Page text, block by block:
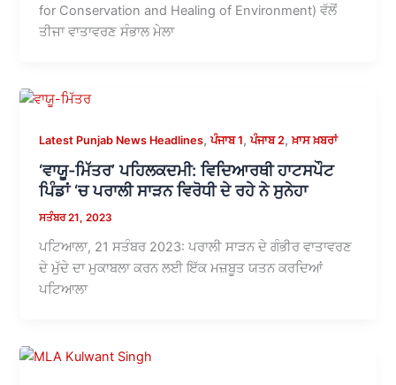
for Conservation and Healing of Environment) ਵੱਲੋਂ
ਤੀਜਾ ਵਾਤਾਵਰਣ ਸੰਭਾਲ ਮੇਲਾ
Latest Punjab News Headlines,ਪੰਜਾਬ 1,ਪੰਜਾਬ 2,ਖ਼ਾਸ ਖ਼ਬਰਾਂ
‘ਵਾਯੂ-ਮਿੱਤਰ’ ਪਹਿਲਕਦਮੀ: ਵਿਦਿਆਰਥੀ ਹਾਟਸਪੌਟ
ਪਿੰਡਾਂ ‘ਚ ਪਰਾਲੀ ਸਾੜਨ ਵਿਰੋਧੀ ਦੇ ਰਹੇ ਨੇ ਸੁਨੇਹਾ
ਸਤੰਬਰ 21, 2023
ਪਟਿਆਲਾ, 21 ਸਤੰਬਰ 2023: ਪਰਾਲੀ ਸਾੜਨ ਦੇ ਗੰਭੀਰ ਵਾਤਾਵਰਣ
ਦੇ ਮੁੱਦੇ ਦਾ ਮੁਕਾਬਲਾ ਕਰਨ ਲਈ ਇੱਕ ਮਜ਼ਬੂਤ ਯਤਨ ਕਰਦਿਆਂ
ਪਟਿਆਲਾ